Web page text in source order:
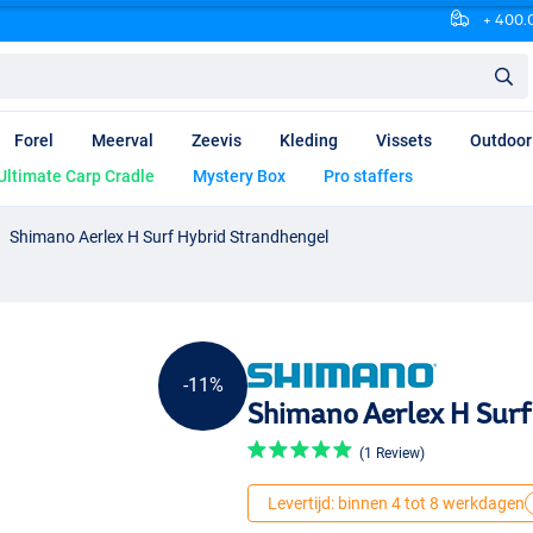
+
Forel Meerval Zeevis Kleding Vissets Outdoor
Carp Cradle Mystery Box Pro staffers
Shimano Aerlex H Surf Hybrid Strandhengel
-11%
Shimano Aerlex H
(1 Review)
Levertijd: binnen 4 tot 8 werkdagen